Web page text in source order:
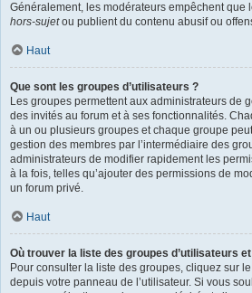
Généralement, les modérateurs empêchent que
hors-sujetou publient du contenu abusif ou
Haut
Que sont les groupes d’utilisateurs ?
Les groupes permettent aux administrateurs de
des invités au forum et à ses fonctionnalités.
à un ou plusieurs groupes et chaque groupe
gestion des membres par l’intermédiaire des
administrateurs de modifier rapidement les
à la fois, telles qu’ajouter des permissions de
un forum privé.
Haut
Où trouver la liste des groupes d’utilisateurs
Pour consulter la liste des groupes, cliquez sur
depuis votre panneau de l’utilisateur. Si vous